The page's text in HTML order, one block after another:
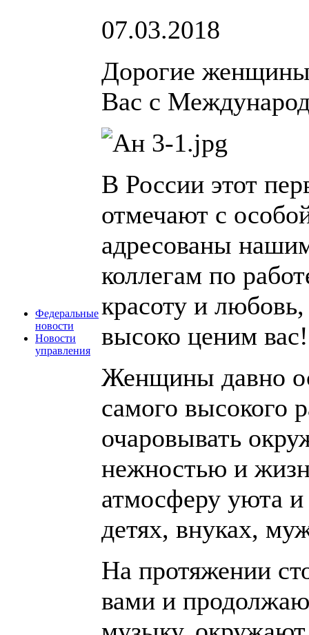
Федеральные
новости
Новости
управления
07.03.2018
Дорогие
Вас с
В России этот
отмечают с
адресованы
коллегам по
красоту и
высоко ценим вас!
Женщины давно
самого высокого
очаровывать
нежностью и
атмосферу уюта и
детях, внуках,
На протяжении
вами и